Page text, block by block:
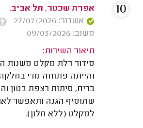
אפרת שכטר, תל אביב.
אשרור: 27/07/2026
משוב: 09/03/2026
תיאור השירות:
והייתה פתוחה מדי
בריח, סיתות רצפת בטון
שתוסיף הגנה ותאפשר
למקלט (ללא חלון).
10